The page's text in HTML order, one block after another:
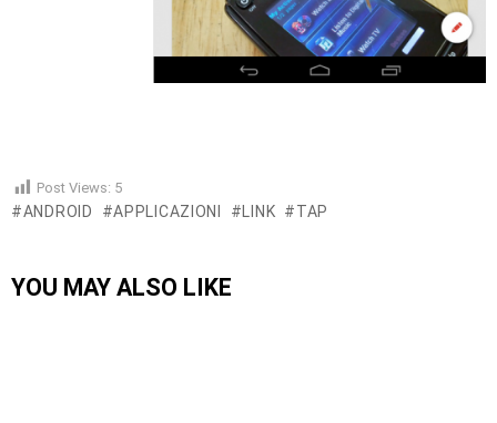
Post Views: 5
ANDROID APPLICAZIONI LINK TAP
YOU MAY ALSO LIKE